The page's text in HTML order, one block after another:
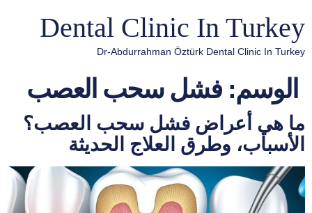
Dental Clinic In Turkey
Dr-Abdurrahman Öztürk Dental Clinic In Turkey
الوسم:فشل سحب العصب
ما هي أعراض فشل سحب العصب؟
الأسباب، وطرق العلاج الحديثة